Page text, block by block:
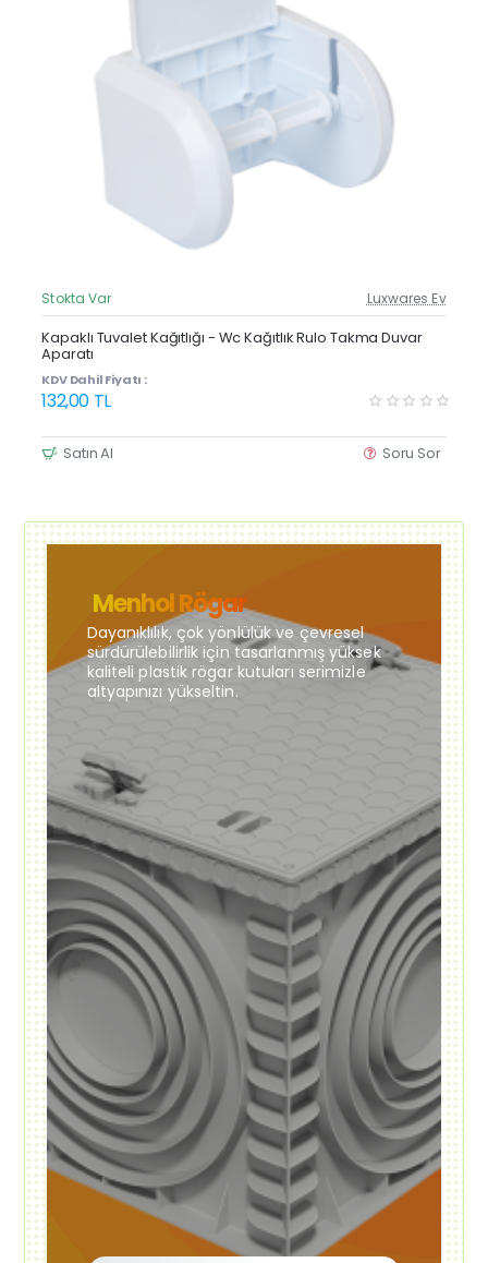
Güncel Fiyat
Yeni Ürün
Stokta Var Luxwares Ev
Kapaklı Tuvalet Kağıtlığı - Wc Kağıtlık Rulo Takma Duvar
Aparatı
KDV Dahil Fiyatı :
132,00 TL
Satın Al Soru Sor
Menhol Rögar
Dayanıklılık, çok yönlülük ve çevresel
sürdürülebilirlik için tasarlanmış yüksek
kaliteli plastik rögar kutuları serimizle
altyapınızı yükseltin.